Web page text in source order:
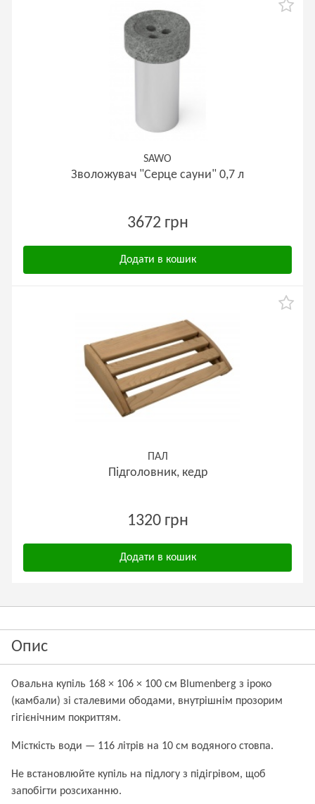
SAWO
Зволожувач "Серце сауни" 0,7 л
3672 грн
Додати в кошик
ПАЛ
Підголовник, кедр
1320 грн
Додати в кошик
Опис
Овальна купіль 168 × 106 × 100 см Blumenberg з іроко
(камбали) зі сталевими ободами, внутрішнім прозорим
гігієнічним покриттям.
Місткість води — 116 літрів на 10 см водяного стовпа.
Не встановлюйте купіль на підлогу з підігрівом, щоб
запобігти розсиханню.